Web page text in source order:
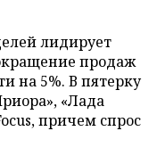
лидирует
продаж
на 5%. В пятерку
«Лада
причем спрос